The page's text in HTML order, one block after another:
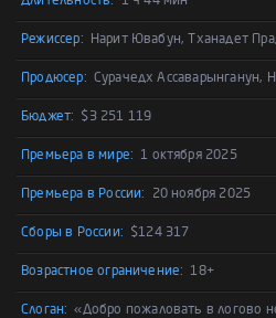
Режиссер: Нарит Ювабун, Тханадет
Продюсер: Сурачедх Ассаварынганун,
Бюджет: $3 251 119
Премьера в мире: 1 октября 2025
Премьера в России: 20 ноября 2025
Сборы в России: $124 317
Возрастное ограничение: 18+
Слоган: «Добро пожаловать в логово